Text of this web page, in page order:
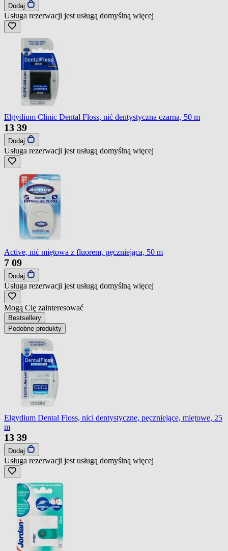
Dodaj
Usługa rezerwacji jest usługą domyślną więcej
Elgydium Clinic Dental Floss, nić dentystyczna czarna, 50 m
13 39
Dodaj
Usługa rezerwacji jest usługą domyślną więcej
Active, nić miętowa z fluorem, pęczniejąca, 50 m
7 09
Dodaj
Usługa rezerwacji jest usługą domyślną więcej
Mogą Cię zainteresować
Bestsellery
Podobne produkty
Elgydium Dental Floss, nici dentystyczne, pęczniejące, miętowe, 25
m
13 39
Dodaj
Usługa rezerwacji jest usługą domyślną więcej